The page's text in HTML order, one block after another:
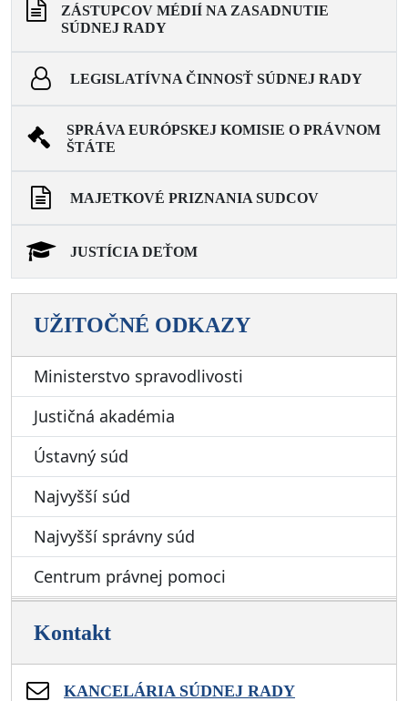
ZÁSTUPCOV MÉDIÍ NA ZASADNUTIE
SÚDNEJ RADY
LEGISLATÍVNA ČINNOSŤ SÚDNEJ RADY
SPRÁVA EURÓPSKEJ KOMISIE O PRÁVNOM
ŠTÁTE
MAJETKOVÉ PRIZNANIA SUDCOV
JUSTÍCIA DEŤOM
UŽITOČNÉ ODKAZY
Ministerstvo spravodlivosti
Justičná akadémia
Ústavný súd
Najvyšší súd
Najvyšší správny súd
Centrum právnej pomoci
Kontakt
KANCELÁRIA SÚDNEJ RADY